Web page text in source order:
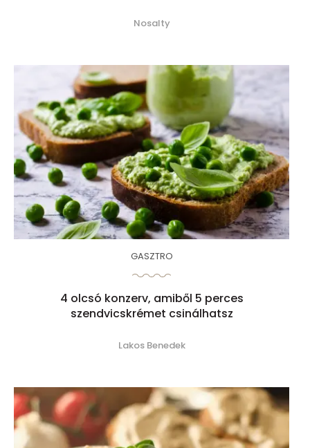
Nosalty
GASZTRO
4 olcsó konzerv, amiből 5 perces
szendvicskrémet csinálhatsz
Lakos Benedek